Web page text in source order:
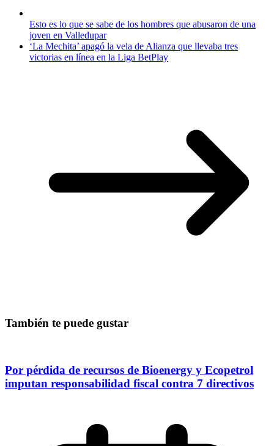
Esto es lo que se sabe de los hombres que abusaron de una
joven en Valledupar
‘La Mechita’ apagó la vela de Alianza que llevaba tres
victorias en línea en la Liga BetPlay
También te puede gustar
Por pérdida de recursos de Bioenergy y Ecopetrol
imputan responsabilidad fiscal contra 7 directivos